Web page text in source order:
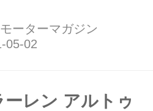
ラグインハイブリッド車)と
トゥーラ(Artura)」を日本初
ーターマガジン
ーレン アルトゥ